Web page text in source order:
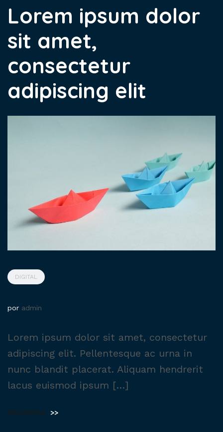
Lorem ipsum dolor
sit amet,
consectetur
adipiscing elit
DIGITAL
por admin
Lorem ipsum dolor sit amet, consectetur
adipiscing elit. Pellentesque ac urna in
nunc blandit placerat. Aliquam hendrerit
lacus euismod ipsum […]
READMORE >>